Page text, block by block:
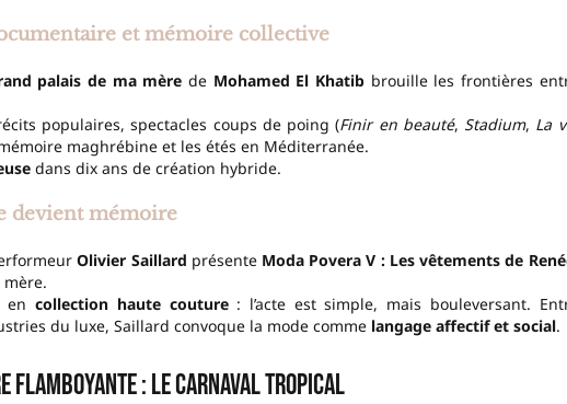
et mémoire collective
palais de ma mère de Mohamed El Khatibbrouille les frontières
populaires, spectacles coups de poing (Finir en beauté, Stadium, La
maghrébine et les étés en Méditerranée.
dans dix ans de création hybride.
devient mémoire
Olivier Saillard présente Moda Povera V : Les vêtements de
encollection haute couture: l’acte est simple, mais bouleversant.
du luxe, Saillard convoque la mode comme langage affectif et social.
flamboyante : le Carnaval Tropical